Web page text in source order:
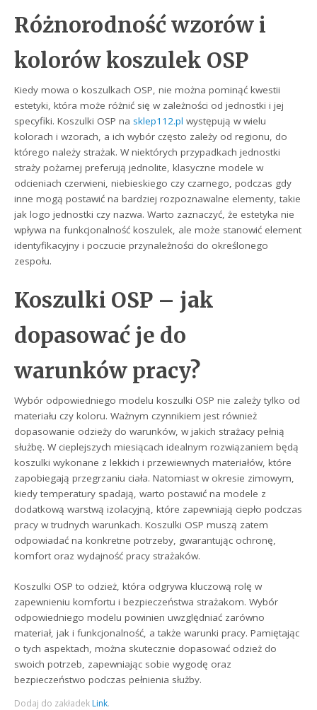
Różnorodność wzorów i
kolorów koszulek OSP
Kiedy mowa o koszulkach OSP, nie można pominąć kwestii
estetyki, która może różnić się w zależności od jednostki i jej
specyfiki. Koszulki OSP na sklep112.pl występują w wielu
kolorach i wzorach, a ich wybór często zależy od regionu, do
którego należy strażak. W niektórych przypadkach jednostki
straży pożarnej preferują jednolite, klasyczne modele w
odcieniach czerwieni, niebieskiego czy czarnego, podczas gdy
inne mogą postawić na bardziej rozpoznawalne elementy, takie
jak logo jednostki czy nazwa. Warto zaznaczyć, że estetyka nie
wpływa na funkcjonalność koszulek, ale może stanowić element
identyfikacyjny i poczucie przynależności do określonego
zespołu.
Koszulki OSP – jak
dopasować je do
warunków pracy?
Wybór odpowiedniego modelu koszulki OSP nie zależy tylko od
materiału czy koloru. Ważnym czynnikiem jest również
dopasowanie odzieży do warunków, w jakich strażacy pełnią
służbę. W cieplejszych miesiącach idealnym rozwiązaniem będą
koszulki wykonane z lekkich i przewiewnych materiałów, które
zapobiegają przegrzaniu ciała. Natomiast w okresie zimowym,
kiedy temperatury spadają, warto postawić na modele z
dodatkową warstwą izolacyjną, które zapewniają ciepło podczas
pracy w trudnych warunkach. Koszulki OSP muszą zatem
odpowiadać na konkretne potrzeby, gwarantując ochronę,
komfort oraz wydajność pracy strażaków.
Koszulki OSP to odzież, która odgrywa kluczową rolę w
zapewnieniu komfortu i bezpieczeństwa strażakom. Wybór
odpowiedniego modelu powinien uwzględniać zarówno
materiał, jak i funkcjonalność, a także warunki pracy. Pamiętając
o tych aspektach, można skutecznie dopasować odzież do
swoich potrzeb, zapewniając sobie wygodę oraz
bezpieczeństwo podczas pełnienia służby.
Dodaj do zakładek Link.